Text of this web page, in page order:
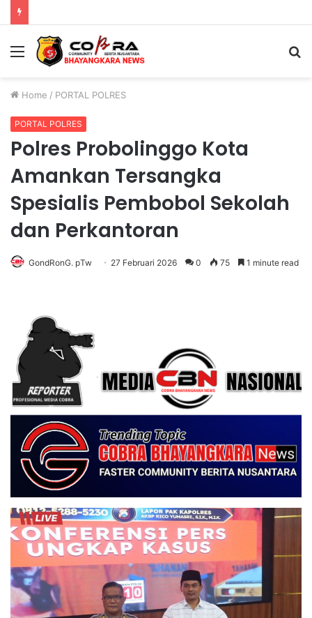
Menu
Home / PORTAL POLRES
PORTAL POLRES
Polres Probolinggo Kota
Amankan Tersangka
Spesialis Pembobol Sekolah
dan Perkantoran
GondRonG. pTw 27 Februari 2026 0 75 1 minute read